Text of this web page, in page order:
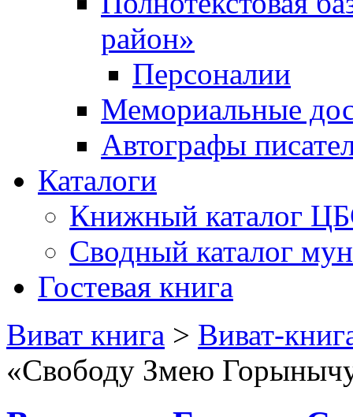
район»
Персоналии
Мемориальные
Автографы
Каталоги
Книжный каталог
Сводный каталог
Гостевая книга
Виват книга > Виват-
«Свободу Змею